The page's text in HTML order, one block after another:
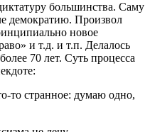
большинства. Саму
демократию. Произвол
новое
и т.д. и т.п. Делалось
70 лет. Суть процесса
то странное: думаю одно,